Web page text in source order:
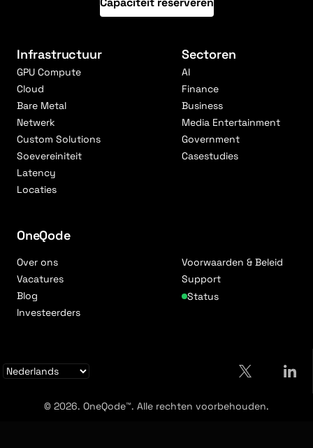
Infrastructuur
GPU Compute
Cloud
Bare Metal
Netwerk
Custom Solutions
Soevereiniteit
Latency
Locaties
Sectoren
AI
Finance
Business
Media Entertainment
Government
Casestudies
OneQode
Over ons
Vacatures
Blog
Investeerders
Voorwaarden & Beleid
Support
Status
© 2026. OneQode™. Alle rechten voorbehouden.